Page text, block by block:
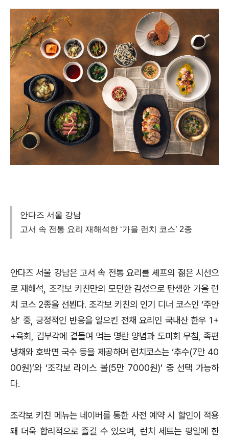
안다즈 서울 강남
고서 속 전통 요리 재해석한 ‘가을 런치 코스’ 2종
안다즈 서울 강남은 고서 속 전통 요리를 셰프의 젊은 시선으
로 재해석, 조각보 키친만의 모던한 감성으로 탄생한 가을 런
치 코스 2종을 선뵌다. 조각보 키친의 인기 디너 코스인 ‘주안
상’ 중, 긍정적인 반응을 일으킨 전채 요리인 국내산 한우 1+
+육회, 김부각에 곁들여 먹는 명란 양념과 도미회 무침, 족편
냉채와 호박면 국수 등을 제공하며 런치코스는 ‘추수(7만 40
00원)’와 ‘조각보 라이스 볼(5만 7000원)’ 중 선택 가능하
다.
조각보 키친 메뉴는 네이버를 통한 사전 예약 시 할인이 적용
돼 더욱 합리적으로 즐길 수 있으며, 런치 세트는 평일에 한